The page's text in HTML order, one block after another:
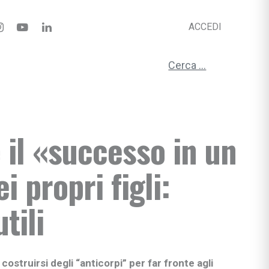
ACCEDI
Ricerca per:
«successo in un
propri figli:
degli “anticorpi” per far fronte agli